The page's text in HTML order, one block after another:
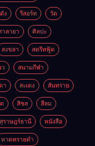
ง รีสอร์ท วัด
าลายา ศิลปะ
สงขลา สตรีทฟู้ด
สนามกีฬา
า สะเตง สันทราย
สิชล สีลม
สุราษฎร์ธานี หนังสือ
หาดทรายดำ